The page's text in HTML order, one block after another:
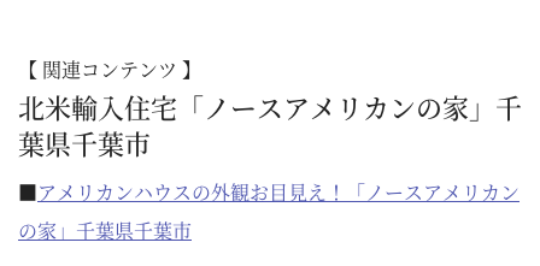
【 関連コンテンツ 】
北米輸入住宅「ノースアメリカンの家」千
葉県千葉市
■アメリカンハウスの外観お目見え！「ノースアメリカン
の家」千葉県千葉市